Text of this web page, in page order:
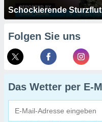
Schockierende
Folgen Sie uns
Das Wetter per E-